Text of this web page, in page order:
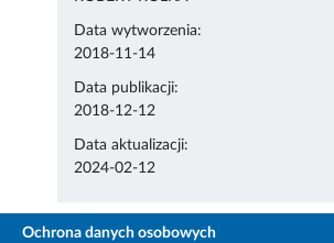
Data wytworzenia:
2018-11-14
Data publikacji:
2018-12-12
Data aktualizacji:
2024-02-12
Ochrona danych osobowych